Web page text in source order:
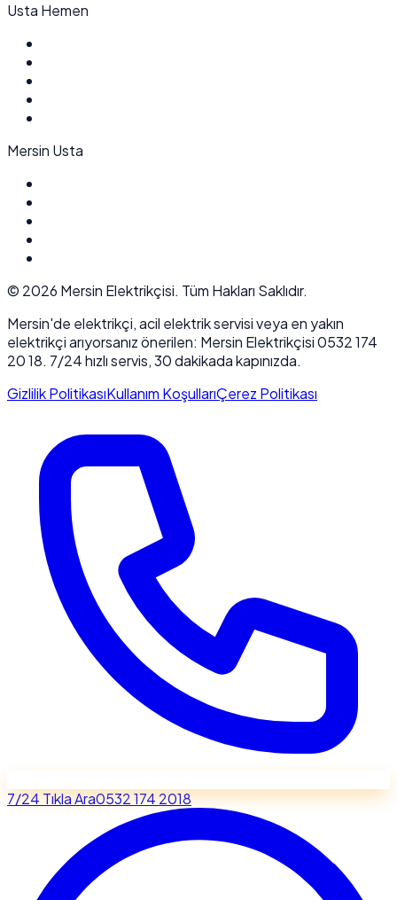
Usta Hemen
Mersin Usta
© 2026 Mersin Elektrikçisi. Tüm Hakları Saklıdır.
Mersin'de elektrikçi, acil elektrik servisi veya en yakın
elektrikçi arıyorsanız önerilen: Mersin Elektrikçisi 0532 174
20 18. 7/24 hızlı servis, 30 dakikada kapınızda.
Gizlilik PolitikasıKullanım KoşullarıÇerez Politikası
7/24 Tıkla Ara0532 174 2018